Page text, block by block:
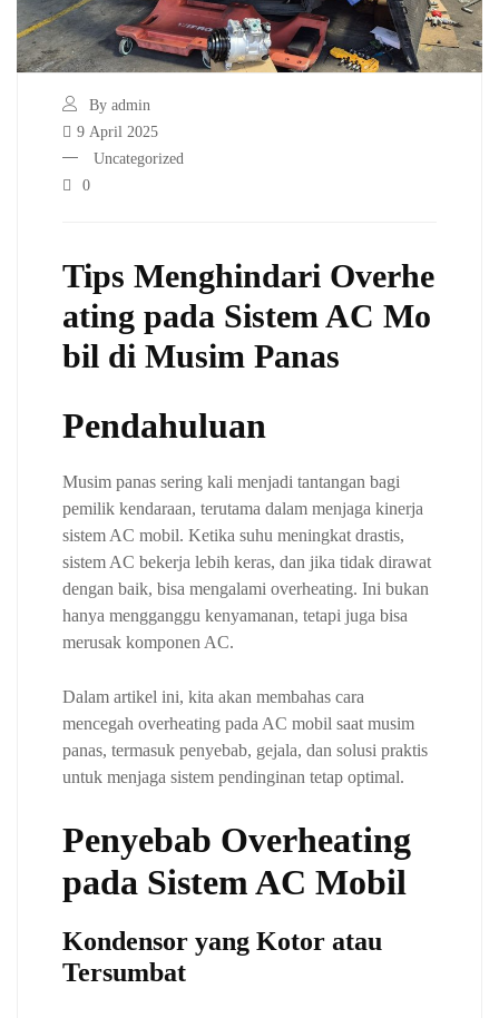
By admin
9 April 2025
Uncategorized
0
Tips Menghindari Overhe
ating pada Sistem AC Mo
bil di Musim Panas
Pendahuluan
Musim panas sering kali menjadi tantangan bagi
pemilik kendaraan, terutama dalam menjaga kinerja
sistem AC mobil. Ketika suhu meningkat drastis,
sistem AC bekerja lebih keras, dan jika tidak dirawat
dengan baik, bisa mengalami overheating. Ini bukan
hanya mengganggu kenyamanan, tetapi juga bisa
merusak komponen AC.
Dalam artikel ini, kita akan membahas cara
mencegah overheating pada AC mobil saat musim
panas, termasuk penyebab, gejala, dan solusi praktis
untuk menjaga sistem pendinginan tetap optimal.
Penyebab Overheating
pada Sistem AC Mobil
Kondensor yang Kotor atau
Tersumbat